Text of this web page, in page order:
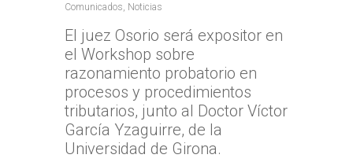
Comunicados, Noticias
El juez Osorio será expositor en
el Workshop sobre
razonamiento probatorio en
procesos y procedimientos
tributarios, junto al Doctor Víctor
García Yzaguirre, de la
Universidad de Girona.